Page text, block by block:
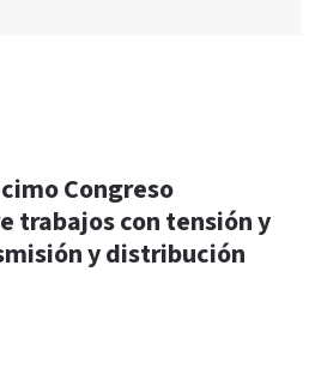
Congreso
trabajos con tensión y
y distribución